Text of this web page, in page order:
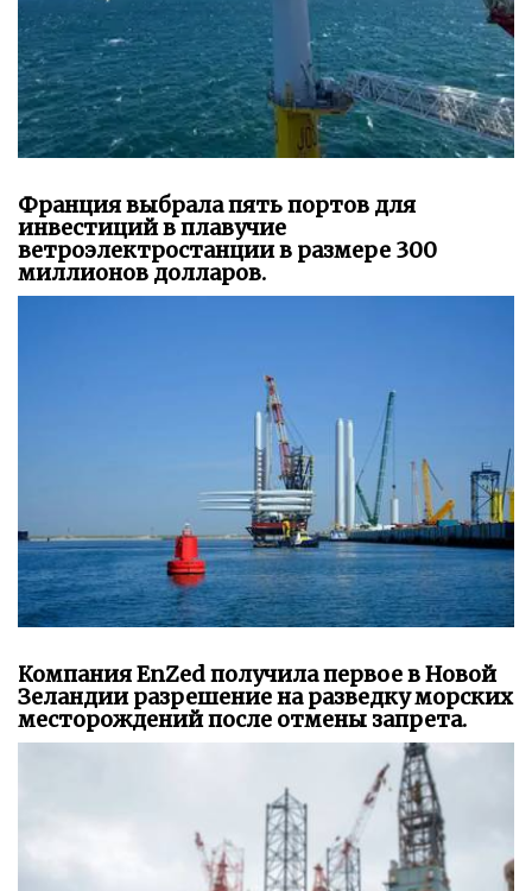
Франция выбрала пять портов для
инвестиций в плавучие
ветроэлектростанции в размере 300
миллионов долларов.
Компания EnZed получила первое в Новой
Зеландии разрешение на разведку морских
месторождений после отмены запрета.